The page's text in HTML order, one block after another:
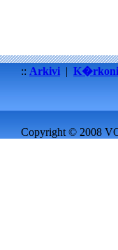
:: Arkivi | K�rkoni
Copyright © 2008